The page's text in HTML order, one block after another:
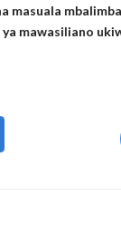
masuala
mawasiliano